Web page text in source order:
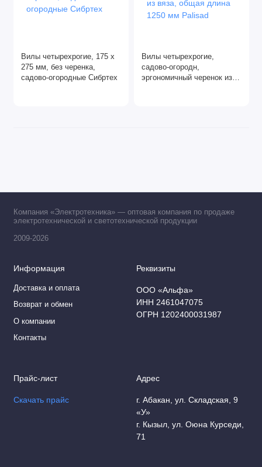
Тачки
Шланги поливочные
Вилы четырехрогие, 175 х
275 мм, без черенка,
садово-огородные Сибртех
Вилы четырехрогие,
садово-огородн,
эргономичный черенок из
Компания «Электротехника» — оптовая компания по продаже
электротехнической и светотехнической продукции
2009-2026
Информация
Доставка и оплата
Возврат и обмен
О компании
Контакты
Реквизиты
ООО «Альфа»
ИНН 2461047075
ОГРН 1202400031987
Прайс-лист
Скачать прайс
Адрес
г. Абакан, ул. Складская, 9
«У»
г. Кызыл, ул. Оюна Курседи,
71